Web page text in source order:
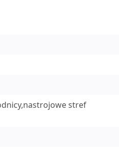
stref